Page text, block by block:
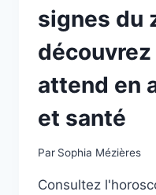
signes du
attend en
et santé
Par Sophia Mézières
Consultez